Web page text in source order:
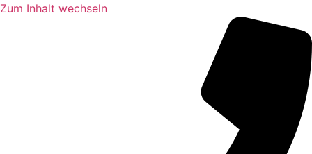
Zum Inhalt wechseln